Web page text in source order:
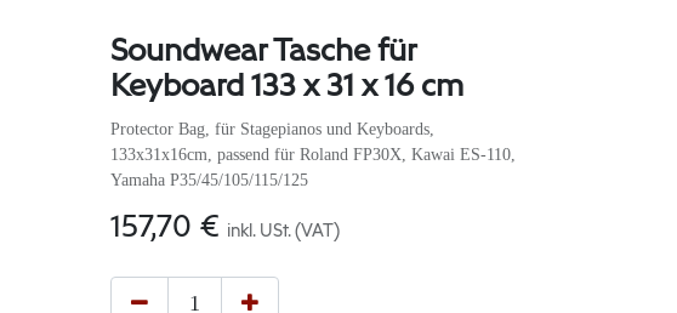
Soundwear Tasche für
Keyboard 133 x 31 x 16 cm
Protector Bag, für Stagepianos und Keyboards,
133x31x16cm, passend für Roland FP30X, Kawai ES-110,
Yamaha P35/45/105/115/125
157,70 € inkl. USt. (VAT)